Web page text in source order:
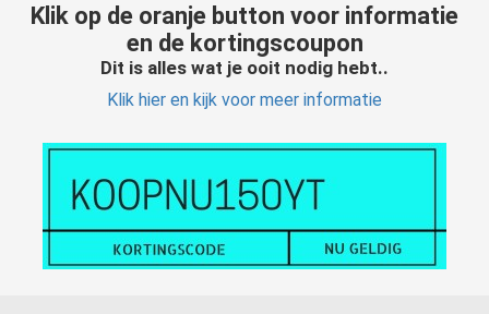
Klik op de oranje button voor informatie
en de kortingscoupon
Dit is alles wat je ooit nodig hebt..
Klik hier en kijk voor meer informatie